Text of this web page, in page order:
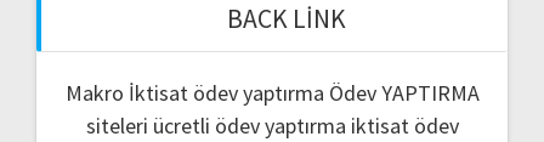
BACK LINK
Makro İktisat ödev yaptırma Ödev YAPTIRMA
siteleri ücretli ödev yaptırma iktisat ödev